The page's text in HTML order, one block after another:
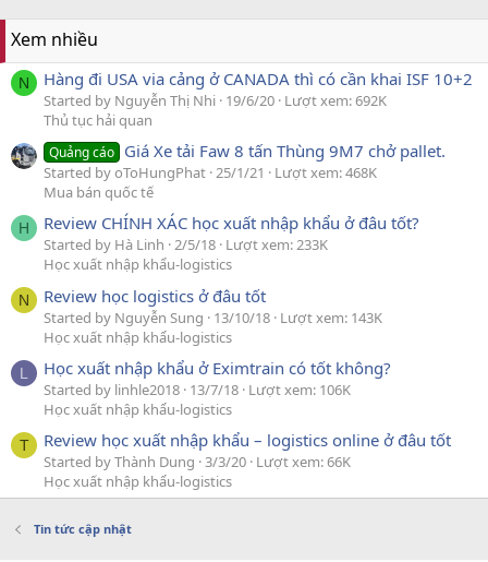
Xem nhiều
N Hàng đi USA via cảng ở CANADA thì có cần khai ISF 10+2
Started by Nguyễn Thị Nhi 19/6/20 Lượt xem: 692K
Thủ tục hải quan
Quảng cáo Giá Xe tải Faw 8 tấn Thùng 9M7 chở pallet.
Started by oToHungPhat 25/1/21
Lượt xem: 468K
Mua bán quốc tế
H Review CHÍNH XÁC học xuất nhập khẩu ở đâu tốt?
Started by Hà Linh 2/5/18 Lượt xem: 233K
Học xuất nhập khẩu-logistics
N Review học logistics ở đâu tốt
Started by Nguyễn Sung 13/10/18 Lượt xem: 143K
Học xuất nhập khẩu-logistics
L Học xuất nhập khẩu ở Eximtrain có tốt không?
Started by linhle2018 13/7/18 Lượt xem: 106K
Học xuất nhập khẩu-logistics
T Review học xuất nhập khẩu – logistics online ở đâu tốt
Started by Thành Dung 3/3/20 Lượt xem: 66K
Học xuất nhập khẩu-logistics
Tin tức cập nhật